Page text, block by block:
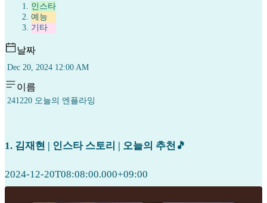
인스타
예능
기타
날짜
Dec 20, 2024 12:00 AM
이름
241220 오늘의 엔플라잉
1. 김재현 | 인스타 스토리 | 오늘의 추천🎵
2024-12-20T08:08:00.000+09:00